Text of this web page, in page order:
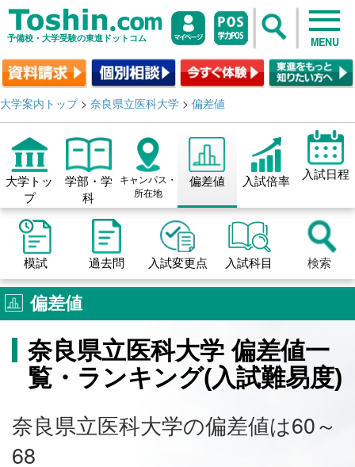
予備校・大学受験の東進ドットコム MENU
大学案内トップ> 奈良県立医科大学 > 偏差値
大学トッ
プ
学部・学
科
キャンパス・
所在地
偏差値 入試倍率 入試日程
模試 過去問 入試変更点 入試科目 検索
偏差値
奈良県立医科大学 偏差値一
覧・ランキング(入試難易度)
奈良県立医科大学の偏差値は60～
68